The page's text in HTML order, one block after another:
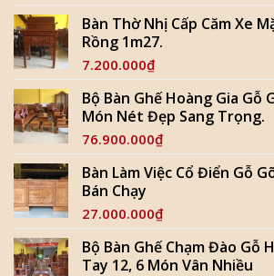
Bàn Thờ Nhị Cấp Căm Xe
Rồng 1m27.
7.200.000₫
Bộ Bàn Ghế Hoàng Gia Gỗ
Món Nét Đẹp Sang Trọng.
76.900.000₫
Bàn Làm Việc Cổ Điển Gỗ
Bán Chạy
27.000.000₫
Bộ Bàn Ghế Chạm Đào Gỗ
Tay 12, 6 Món Vân Nhiều